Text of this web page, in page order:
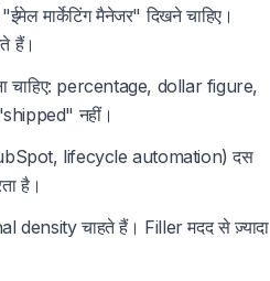
मार्केटिंग मैनेजर" दिखने चाहिए।
हैं।
चाहिए: percentage, dollar figure,
नहीं।
lifecycle automation) दस
है।
density चाहते हैं। Filler मदद से ज़्यादा